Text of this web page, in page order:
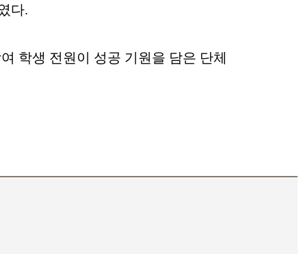
다.
학생 전원이 성공 기원을 담은 단체